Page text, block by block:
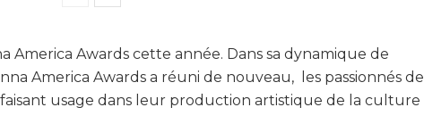
America Awards cette année. Dans sa dynamique de
America Awards a réuni de nouveau, les passionnés de
usage dans leur production artistique de la culture